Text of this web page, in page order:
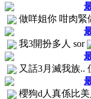
做咩姐你 咁肉緊
我3開扮多人 sor
又話3月滅我族..
櫻狗d人真係比